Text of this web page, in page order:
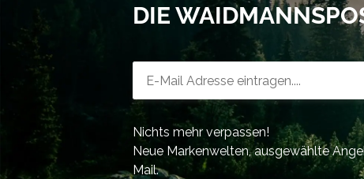
DIE
Nichts mehr verpassen!
Neue Markenwelten, ausgewählte
Mail.